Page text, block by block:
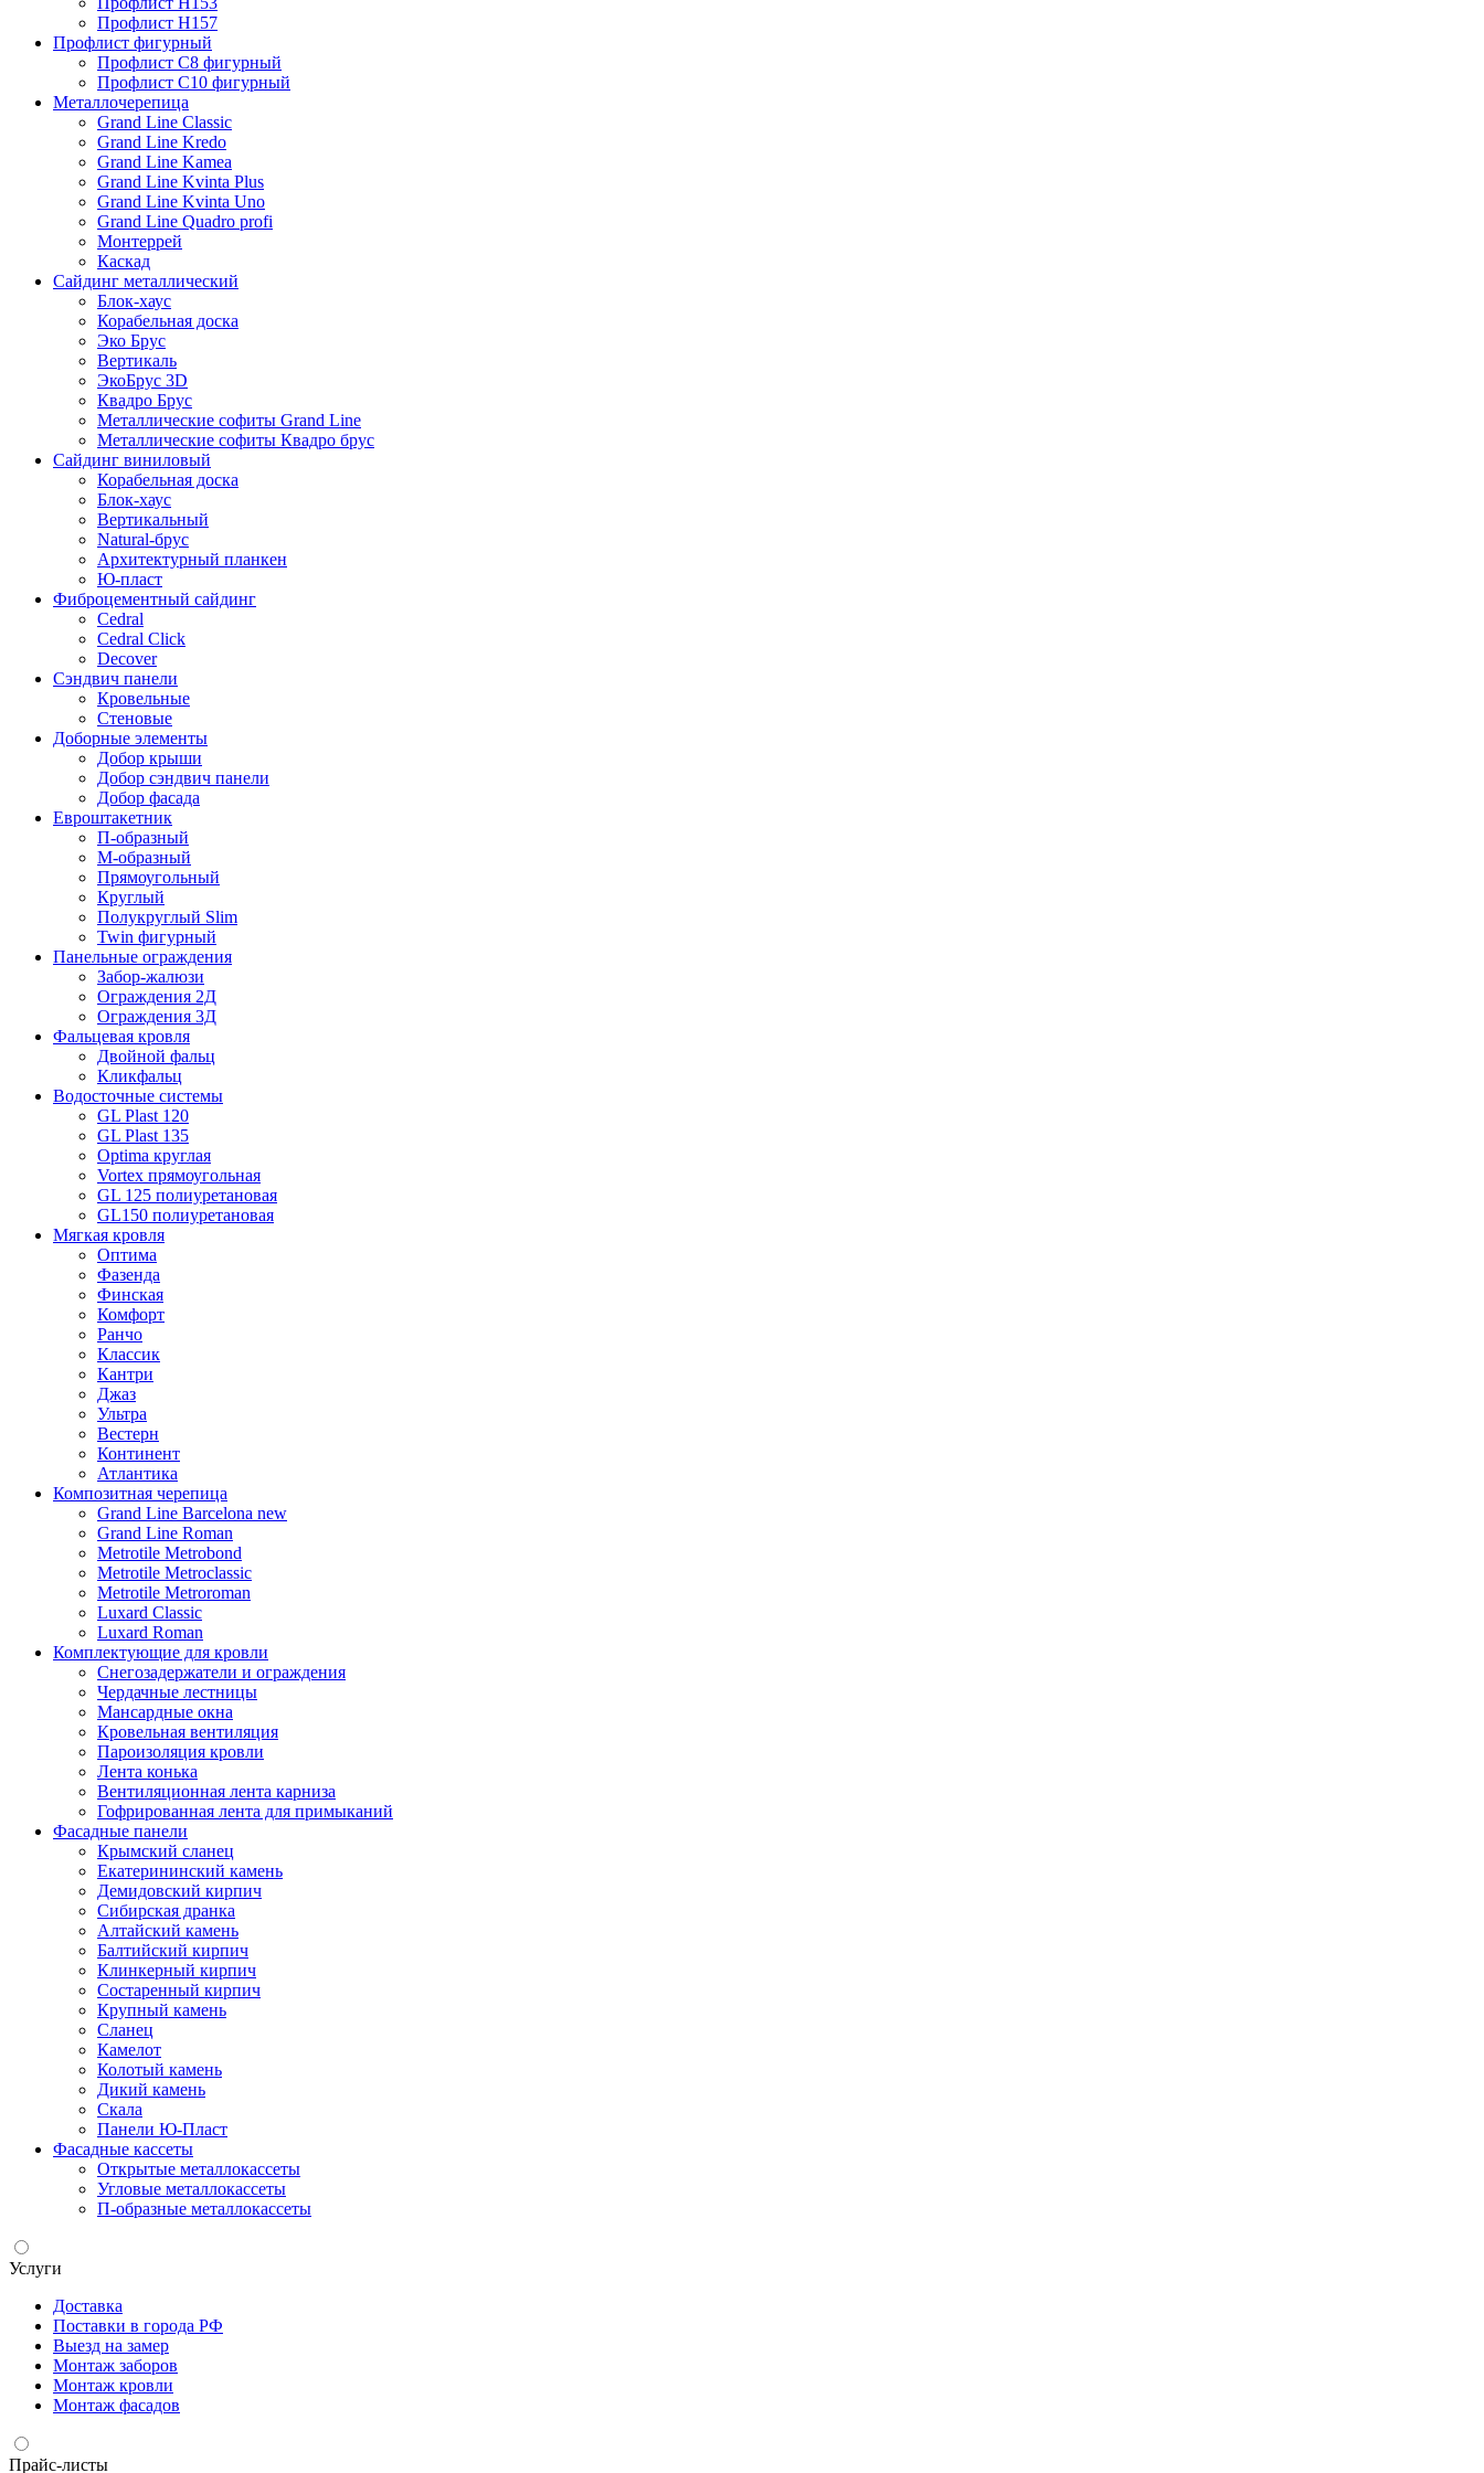
Профлист Н157
Профлист фигурный
Профлист С8 фигурный
Профлист С10 фигурный
Металлочерепица
Grand Line Classic
Grand Line Kredo
Grand Line Kamea
Grand Line Kvinta Plus
Grand Line Kvinta Uno
Grand Line Quadro profi
Монтеррей
Каскад
Сайдинг металлический
Блок-хаус
Корабельная доска
Эко Брус
Вертикаль
ЭкоБрус 3D
Квадро Брус
Металлические софиты Grand Line
Металлические софиты Квадро брус
Сайдинг виниловый
Корабельная доска
Блок-хаус
Вертикальный
Natural-брус
Архитектурный планкен
Ю-пласт
Фиброцементный сайдинг
Cedral
Cedral Click
Decover
Сэндвич панели
Кровельные
Стеновые
Доборные элементы
Добор крыши
Добор сэндвич панели
Добор фасада
Евроштакетник
П-образный
М-образный
Прямоугольный
Круглый
Полукруглый Slim
Twin фигурный
Панельные ограждения
Забор-жалюзи
Ограждения 2Д
Ограждения 3Д
Фальцевая кровля
Двойной фальц
Кликфальц
Водосточные системы
GL Plast 120
GL Plast 135
Optima круглая
Vortex прямоугольная
GL 125 полиуретановая
GL150 полиуретановая
Мягкая кровля
Оптима
Фазенда
Финская
Комфорт
Ранчо
Классик
Кантри
Джаз
Ультра
Вестерн
Континент
Атлантика
Композитная черепица
Grand Line Barcelona new
Grand Line Roman
Metrotile Metrobond
Metrotile Metroclassic
Metrotile Metroroman
Luxard Classic
Luxard Roman
Комплектующие для кровли
Снегозадержатели и ограждения
Чердачные лестницы
Мансардные окна
Кровельная вентиляция
Пароизоляция кровли
Лента конька
Вентиляционная лента карниза
Гофрированная лента для примыканий
Фасадные панели
Крымский сланец
Екатерининский камень
Демидовский кирпич
Сибирская дранка
Алтайский камень
Балтийский кирпич
Клинкерный кирпич
Состаренный кирпич
Крупный камень
Сланец
Камелот
Колотый камень
Дикий камень
Скала
Панели Ю-Пласт
Фасадные кассеты
Открытые металлокассеты
Угловые металлокассеты
П-образные металлокассеты
Услуги
Доставка
Поставки в города РФ
Выезд на замер
Монтаж заборов
Монтаж кровли
Монтаж фасадов
Прайс-листы